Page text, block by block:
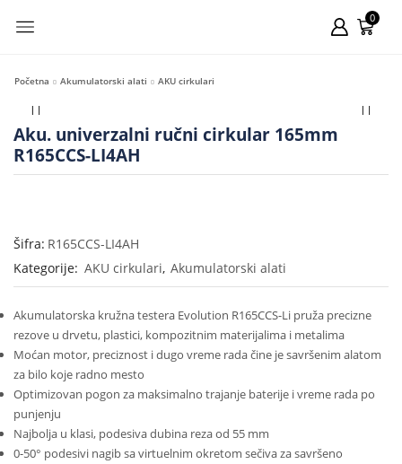
0
Početna Akumulatorski alati AKU cirkulari
Aku. univerzalni ručni cirkular 165mm
R165CCS-LI4AH
Šifra: R165CCS-LI4AH
Kategorije: AKU cirkulari, Akumulatorski alati
Akumulatorska kružna testera Evolution R165CCS-Li pruža precizne
rezove u drvetu, plastici, kompozitnim materijalima i metalima
Moćan motor, preciznost i dugo vreme rada čine je savršenim alatom
za bilo koje radno mesto
Optimizovan pogon za maksimalno trajanje baterije i vreme rada po
punjenju
Najbolja u klasi, podesiva dubina reza od 55 mm
0-50° podesivi nagib sa virtuelnim okretom sečiva za savršeno